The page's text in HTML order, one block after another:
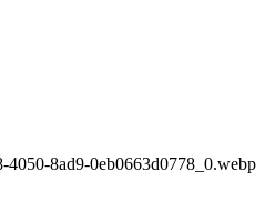
4050-8ad9-0eb0663d0778_0.webp